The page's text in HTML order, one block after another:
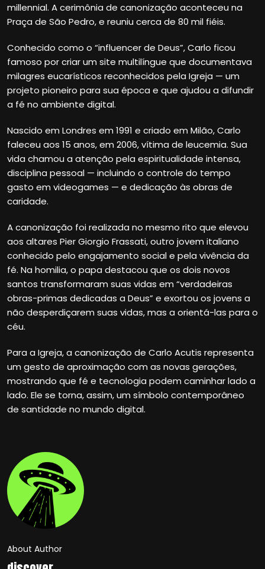
millennial. A cerimônia de canonização aconteceu na
Praça de São Pedro, e reuniu cerca de 80 mil fiéis.
Conhecido como o “influencer de Deus”, Carlo ficou
famoso por criar um site multilíngue que documentava
milagres eucarísticos reconhecidos pela Igreja — um
projeto pioneiro para sua época e que ajudou a difundir
a fé no ambiente digital.
Nascido em Londres em 1991 e criado em Milão, Carlo
faleceu aos 15 anos, em 2006, vítima de leucemia. Sua
vida chamou a atenção pela espiritualidade intensa,
disciplina pessoal — incluindo o controle do tempo
gasto em videogames — e dedicação às obras de
caridade.
A canonização foi realizada no mesmo rito que elevou
aos altares Pier Giorgio Frassati, outro jovem italiano
conhecido pelo engajamento social e pela vivência da
fé. Na homilia, o papa destacou que os dois novos
santos transformaram suas vidas em “verdadeiras
obras-primas dedicadas a Deus” e exortou os jovens a
não desperdiçarem suas vidas, mas a orientá-las para o
céu.
Para a Igreja, a canonização de Carlo Acutis representa
um gesto de aproximação com as novas gerações,
mostrando que fé e tecnologia podem caminhar lado a
lado. Ele se torna, assim, um símbolo contemporâneo
de santidade no mundo digital.
About Author